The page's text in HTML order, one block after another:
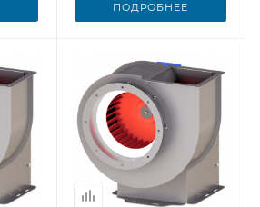
ПОДРОБНЕЕ